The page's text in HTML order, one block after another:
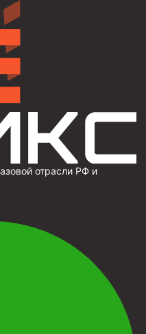
отрасли РФ и